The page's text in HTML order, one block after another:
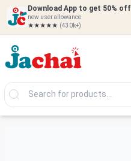
Download App to get 50% off
new user allowance
★★★★★ (430k+)